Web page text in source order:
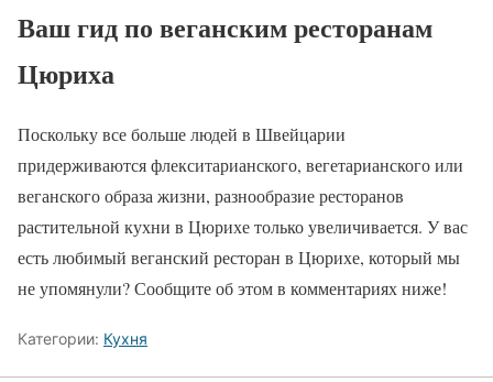
Ваш гид по веганским ресторанам
Цюриха
Поскольку все больше людей в Швейцарии
придерживаются флекситарианского, вегетарианского или
веганского образа жизни, разнообразие ресторанов
растительной кухни в Цюрихе только увеличивается. У вас
есть любимый веганский ресторан в Цюрихе, который мы
не упомянули? Сообщите об этом в комментариях ниже!
Категории: Кухня